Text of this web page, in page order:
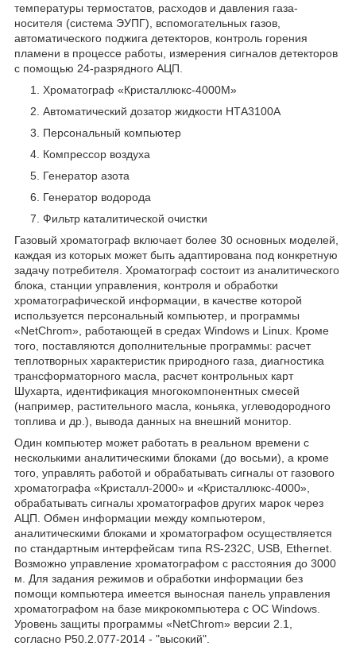
температуры термостатов, расходов и давления газа-
носителя (система ЭУПГ), вспомогательных газов,
автоматического поджига детекторов, контроль горения
пламени в процессе работы, измерения сигналов детекторов
с помощью 24-разрядного АЦП.
Хроматограф «Кристаллюкс-4000М»
Автоматический дозатор жидкости НТA3100А
Персональный компьютер
Компрессор воздуха
Генератор азота
Генератор водорода
Фильтр каталитической очистки
Газовый хроматограф включает более 30 основных моделей,
каждая из которых может быть адаптирована под конкретную
задачу потребителя. Хроматограф состоит из аналитического
блока, станции управления, контроля и обработки
хроматографической информации, в качестве которой
используется персональный компьютер, и программы
«NetChrom», работающей в средах Windows и Linux. Кроме
того, поставляются дополнительные программы: расчет
теплотворных характеристик природного газа, диагностика
трансформаторного масла, расчет контрольных карт
Шухарта, идентификация многокомпонентных смесей
(например, растительного масла, коньяка, углеводородного
топлива и др.), вывода данных на внешний монитор.
Один компьютер может работать в реальном времени с
несколькими аналитическими блоками (до восьми), а кроме
того, управлять работой и обрабатывать сигналы от газового
хроматографа «Кристалл-2000» и «Кристаллюкс-4000»,
обрабатывать сигналы хроматографов других марок через
АЦП. Обмен информации между компьютером,
аналитическими блоками и хроматографом осуществляется
по стандартным интерфейсам типа RS-232C, USB, Ethernet.
Возможно управление хроматографом с расстояния до 3000
м. Для задания режимов и обработки информации без
помощи компьютера имеется выносная панель управления
хроматографом на базе микрокомпьютера с OC Windows.
Уровень защиты программы «NetChrom» версии 2.1,
согласно Р50.2.077-2014 - "высокий".